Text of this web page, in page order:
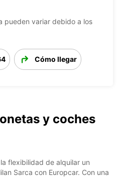
pueden variar debido a los
Cómo llegar
y coches
flexibilidad de alquilar un
Sarca con Europcar. Con una